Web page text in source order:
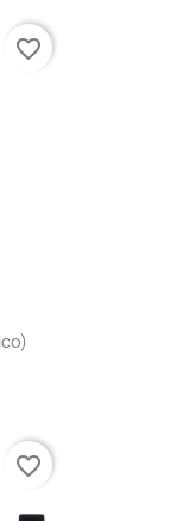
favorite_border
favorite_border